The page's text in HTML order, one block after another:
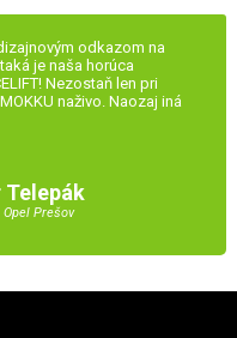
odkazom na
je naša horúca
Nezostaň len pri
naživo. Naozaj iná
Prešov